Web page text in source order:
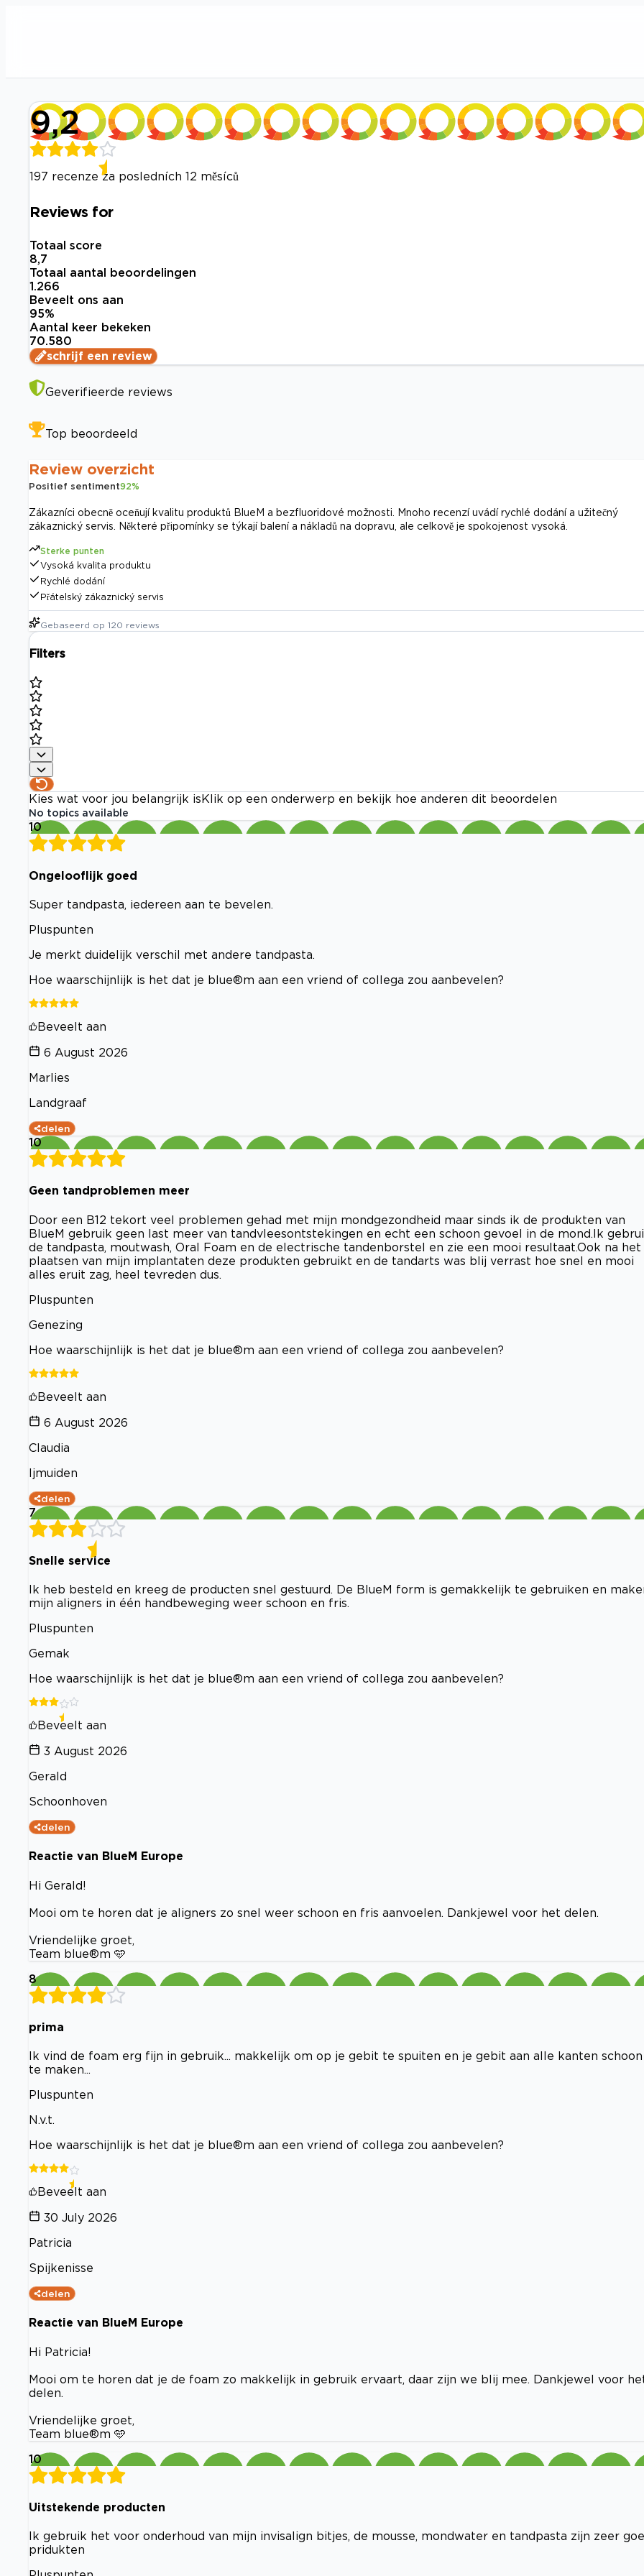
9,2
197 recenze za posledních 12 měsíců
Reviews for
Totaal score
8,7
Totaal aantal beoordelingen
1.266
Beveelt ons aan
95%
Aantal keer bekeken
70.580
schrijf een review
Geverifieerde reviews
Top beoordeeld
Review overzicht
Positief sentiment92%
Zákazníci obecně oceňují kvalitu produktů BlueM a bezfluoridové možnosti. Mnoho recenzí uvádí rychlé dodání a užitečný
zákaznický servis. Některé připomínky se týkají balení a nákladů na dopravu, ale celkově je spokojenost vysoká.
Sterke punten
Vysoká kvalita produktu
Rychlé dodání
Přátelský zákaznický servis
Gebaseerd op 120 reviews
Filters
Kies wat voor jou belangrijk is Klik op een onderwerp en bekijk hoe anderen dit beoordelen
No topics available
10
Ongelooflijk goed
Super tandpasta, iedereen aan te bevelen.
Pluspunten
Je merkt duidelijk verschil met andere tandpasta.
Hoe waarschijnlijk is het dat je blue®m aan een vriend of collega zou aanbevelen?
Beveelt aan
6 August 2026
Marlies
Landgraaf
delen
10
Geen tandproblemen meer
Door een B12 tekort veel problemen gehad met mijn mondgezondheid maar sinds ik de produkten van
BlueM gebruik geen last meer van tandvleesontstekingen en echt een schoon gevoel in de mond.Ik
de tandpasta, moutwash, Oral Foam en de electrische tandenborstel en zie een mooi resultaat.Ook na het
plaatsen van mijn implantaten deze produkten gebruikt en de tandarts was blij verrast hoe snel en mooi
alles eruit zag, heel tevreden dus.
Pluspunten
Genezing
Hoe waarschijnlijk is het dat je blue®m aan een vriend of collega zou aanbevelen?
Beveelt aan
6 August 2026
Claudia
Ijmuiden
delen
7
Snelle service
Ik heb besteld en kreeg de producten snel gestuurd. De BlueM form is gemakkelijk te gebruiken en
mijn aligners in één handbeweging weer schoon en fris.
Pluspunten
Gemak
Hoe waarschijnlijk is het dat je blue®m aan een vriend of collega zou aanbevelen?
Beveelt aan
3 August 2026
Gerald
Schoonhoven
delen
Reactie van BlueM Europe
Hi Gerald!
Mooi om te horen dat je aligners zo snel weer schoon en fris aanvoelen. Dankjewel voor het delen.
Vriendelijke groet,
Team blue®m 🩵
8
prima
Ik vind de foam erg fijn in gebruik... makkelijk om op je gebit te spuiten en je gebit aan alle kanten schoon
te maken...
Pluspunten
N.v.t.
Hoe waarschijnlijk is het dat je blue®m aan een vriend of collega zou aanbevelen?
Beveelt aan
30 July 2026
Patricia
Spijkenisse
delen
Reactie van BlueM Europe
Hi Patricia!
Mooi om te horen dat je de foam zo makkelijk in gebruik ervaart, daar zijn we blij mee. Dankjewel voor
delen.
Vriendelijke groet,
Team blue®m 🩵
10
Uitstekende producten
Ik gebruik het voor onderhoud van mijn invisalign bitjes, de mousse, mondwater en tandpasta zijn zeer
pridukten